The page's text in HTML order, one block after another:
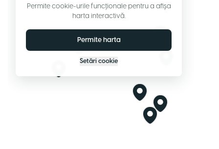
Permite cookie-urile funcționale pentru a afișa
harta interactivă.
Permite harta
Setări cookie